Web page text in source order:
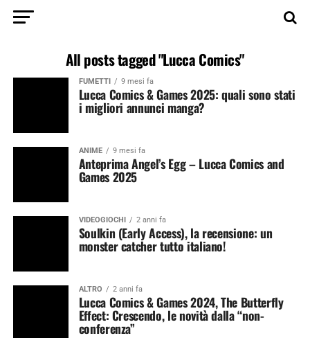
All posts tagged "Lucca Comics"
FUMETTI 9 mesi fa
Lucca Comics & Games 2025: quali sono stati
i migliori annunci manga?
ANIME 9 mesi fa
Anteprima Angel’s Egg – Lucca Comics and
Games 2025
VIDEOGIOCHI 2 anni fa
Soulkin (Early Access), la recensione: un
monster catcher tutto italiano!
ALTRO 2 anni fa
Lucca Comics & Games 2024, The Butterfly
Effect: Crescendo, le novità dalla “non-
conferenza”